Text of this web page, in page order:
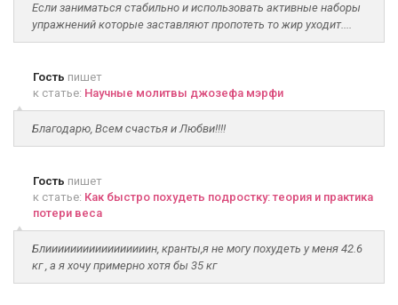
Если заниматься стабильно и использовать активные наборы
упражнений которые заставляют пропотеть то жир уходит....
Гость пишет
к статье: Научные молитвы джозефа мэрфи
Благодарю, Всем счастья и Любви!!!!
Гость пишет
к статье: Как быстро похудеть подростку: теория и практика
потери веса
Блииииииииииииииииин, кранты,я не могу похудеть у меня 42.6
кг , а я хочу примерно хотя бы 35 кг